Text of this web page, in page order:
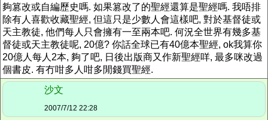
夠篡改或自編歷史嗎. 如果篡改了的聖經還算是聖經嗎. 我唔排
除有人喜歡收藏聖經, 但這只是少數人會這樣吧, 對於基督徒或
天主教徒, 他們每人只會擁有一至兩本吧. 何況全世界有幾多基
督徒或天主教徒呢, 20億? 你話全球已有40億本聖經, ok我算你
20億人每人2本, 夠了吧, 日後出版商又作新聖經咩, 最多咪改過
個書皮. 有冇咁多人咁多閒錢買聖經.
沙文
2007/7/12 22:28